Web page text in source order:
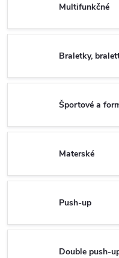
Multifunkčné
Braletky,
Športové a
Materské
Push-up
Double push-